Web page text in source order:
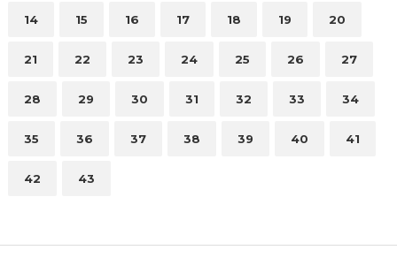
14 15 16 17 18 19 20
21 22 23 24 25 26 27
28 29 30 31 32 33 34
35 36 37 38 39 40 41
42 43